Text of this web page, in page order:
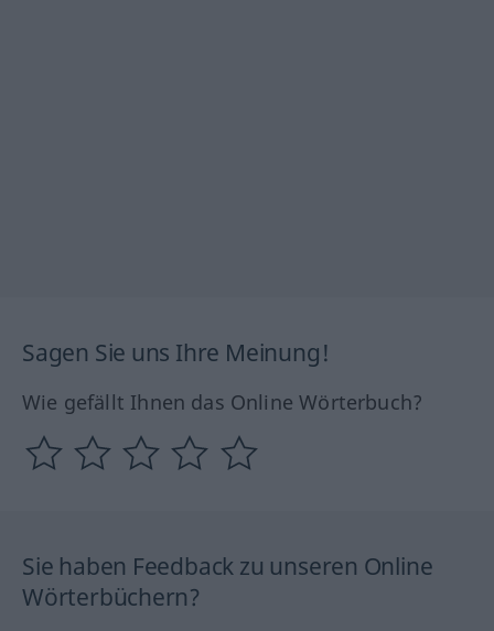
Sagen Sie uns Ihre Meinung!
Wie gefällt Ihnen das Online Wörterbuch?
Sie haben Feedback zu unseren Online
Wörterbüchern?